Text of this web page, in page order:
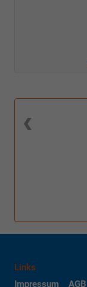
Links
Impressum
AGB